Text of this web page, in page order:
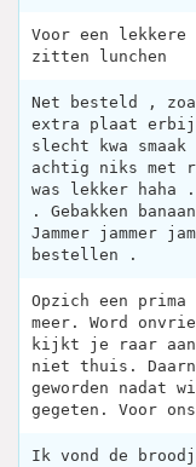
Voor een lekkere
zitten lunchen
Net besteld ,
extra plaat erbij
slecht kwa
achtig niks met
was lekker haha
. Gebakken
Jammer jammer
bestellen .
Opzich een
meer. Word
kijkt je raar
niet thuis.
geworden nadat
gegeten. Voor
Ik vond de